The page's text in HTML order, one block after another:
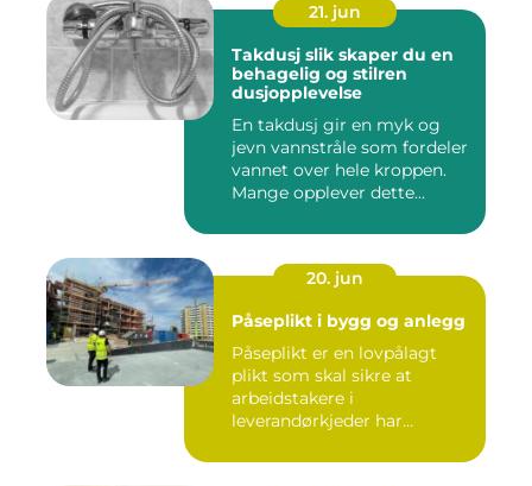
21. jun
Takdusj slik skaper du en
behagelig og stilren
dusjopplevelse
En takdusj gir en myk og
jevn vannstråle som fordeler
vannet over hele kroppen.
Mange opplever dette...
20. jun
Påseplikt i bygg og anlegg
Påseplikt er en lovpålagt
plikt som skal sikre at
arbeidstakere i
leverandørkjeder har